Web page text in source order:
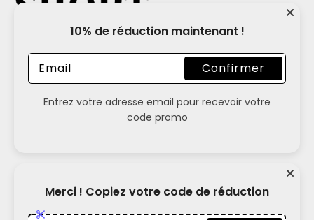
10% de réduction maintenant !
Confirmer
Entrez votre adresse email pour recevoir votre
code promo
Merci ! Copiez votre code de réduction